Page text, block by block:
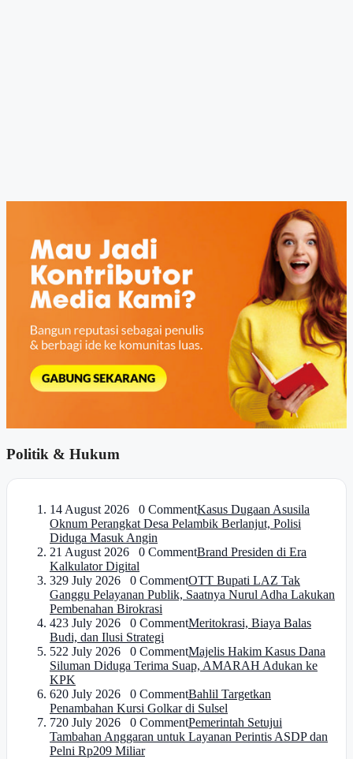
Politik & Hukum
14 August 2026 0 CommentKasus Dugaan Asusila
Oknum Perangkat Desa Pelambik Berlanjut, Polisi
Diduga Masuk Angin
21 August 2026 0 CommentBrand Presiden di Era
Kalkulator Digital
329 July 2026 0 CommentOTT Bupati LAZ Tak
Ganggu Pelayanan Publik, Saatnya Nurul Adha Lakukan
Pembenahan Birokrasi
423 July 2026 0 CommentMeritokrasi, Biaya Balas
Budi, dan Ilusi Strategi
522 July 2026 0 CommentMajelis Hakim Kasus Dana
Siluman Diduga Terima Suap, AMARAH Adukan ke
KPK
620 July 2026 0 CommentBahlil Targetkan
Penambahan Kursi Golkar di Sulsel
720 July 2026 0 CommentPemerintah Setujui
Tambahan Anggaran untuk Layanan Perintis ASDP dan
Pelni Rp209 Miliar